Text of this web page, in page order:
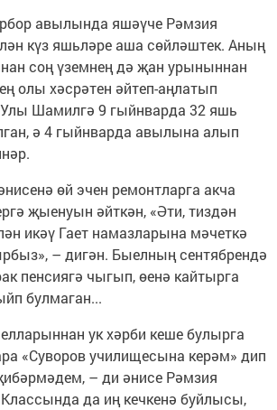
авылында яшәүче Рәмзия
күз яшьләре аша сөйләштек. Аның
соң үземнең дә җан урыныннан
олы хәсрәтен әйтеп-аңлатып
Шамилгә 9 гыйнварда 32 яшь
ә 4 гыйнварда авылына алып
өй эчен ремонтларга акча
җыенуын әйткән, «Әти, тиздән
икәү Гает намазларына мәчеткә
– дигән. Быелның сентябрендә
пенсиягә чыгып, өенә кайтырга
булмаган...
ук хәрби кеше булырга
«Суворов училищесына керәм» дип
– ди әнисе Рәмзия
да иң кечкенә буйлысы,